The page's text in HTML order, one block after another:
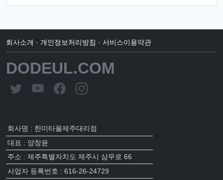
회사소개 · 개인정보처리방침 · 서비스이용약관
DODEUL.COM
회사명 : 한미타올제주대리점
대표 : 양창윤
주소 : 제주특별자치도 제주시 삼무로 66
사업자 등록번호 : 616-26-24729